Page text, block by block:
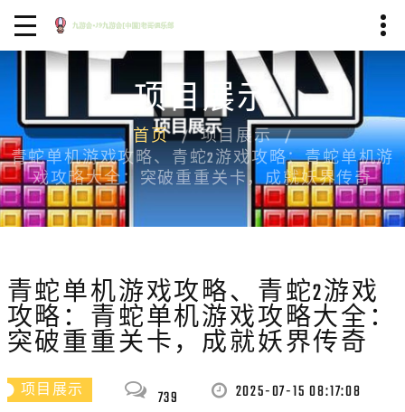
项目展示
首页
项目展示
青蛇单机游戏攻略、青蛇2游戏攻略：青蛇单机游
戏攻略大全：突破重重关卡，成就妖界传奇
青蛇单机游戏攻略、青蛇2游戏
攻略：青蛇单机游戏攻略大全：
突破重重关卡，成就妖界传奇
项目展示 739 2025-07-15 08:17:08